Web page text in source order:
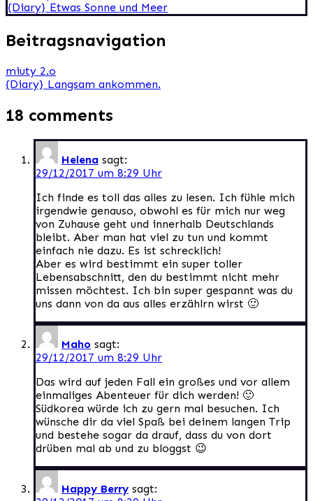
{Diary} Etwas Sonne und Meer
Beitragsnavigation
miuty 2.o
{Diary} Langsam ankommen.
18 comments
Helena sagt:
29/12/2017 um 8:29 Uhr
Ich finde es toll das alles zu lesen. Ich fühle mich
irgendwie genauso, obwohl es für mich nur weg
von Zuhause geht und innerhalb Deutschlands
bleibt. Aber man hat viel zu tun und kommt
einfach nie dazu. Es ist schrecklich!
Aber es wird bestimmt ein super toller
Lebensabschnitt, den du bestimmt nicht mehr
missen möchtest. Ich bin super gespannt was du
uns dann von da aus alles erzählrn wirst 🙂
Maho sagt:
29/12/2017 um 8:29 Uhr
Das wird auf jeden Fall ein großes und vor allem
einmaliges Abenteuer für dich werden! 🙂
Südkorea würde ich zu gern mal besuchen. Ich
wünsche dir da viel Spaß bei deinem langen Trip
und bestehe sogar da drauf, dass du von dort
drüben mal ab und zu bloggst 😉
Happy Berry sagt: